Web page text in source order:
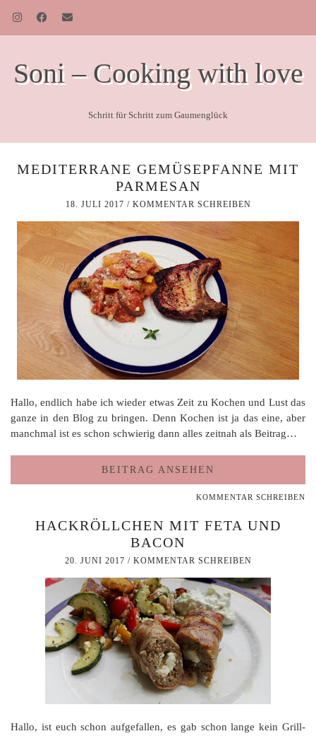
Soni – Cooking with love
Schritt für Schritt zum Gaumenglück
MEDITERRANE GEMÜSEPFANNE MIT
PARMESAN
18. JULI 2017 / KOMMENTAR SCHREIBEN
Hallo, endlich habe ich wieder etwas Zeit zu Kochen und Lust das
ganze in den Blog zu bringen. Denn Kochen ist ja das eine, aber
manchmal ist es schon schwierig dann alles zeitnah als Beitrag…
BEITRAG ANSEHEN
KOMMENTAR SCHREIBEN
HACKRÖLLCHEN MIT FETA UND
BACON
20. JUNI 2017 / KOMMENTAR SCHREIBEN
Hallo, ist euch schon aufgefallen, es gab schon lange kein Grill-